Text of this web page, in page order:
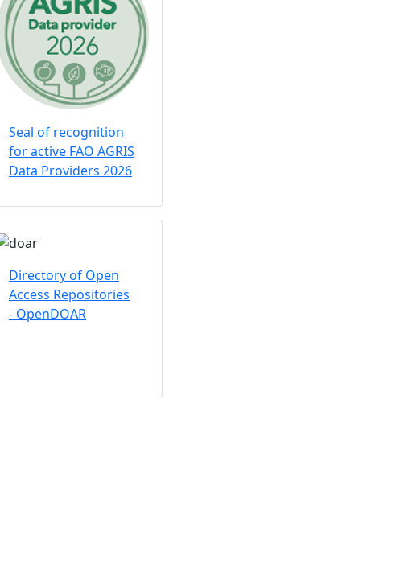
Seal of recognition
for active FAO AGRIS
Data Providers 2026
Directory of Open
Access Repositories
- OpenDOAR